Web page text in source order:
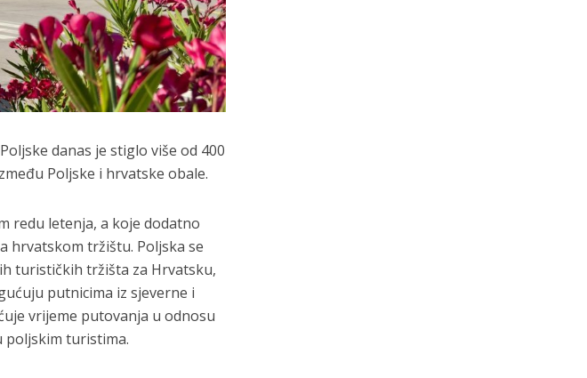
danas je stiglo više od 400
Poljske i hrvatske obale.
redu letenja, a koje dodatno
tržištu. Poljska se
turističkih tržišta za Hrvatsku,
putnicima iz sjeverne i
vrijeme putovanja u odnosu
poljskim turistima.